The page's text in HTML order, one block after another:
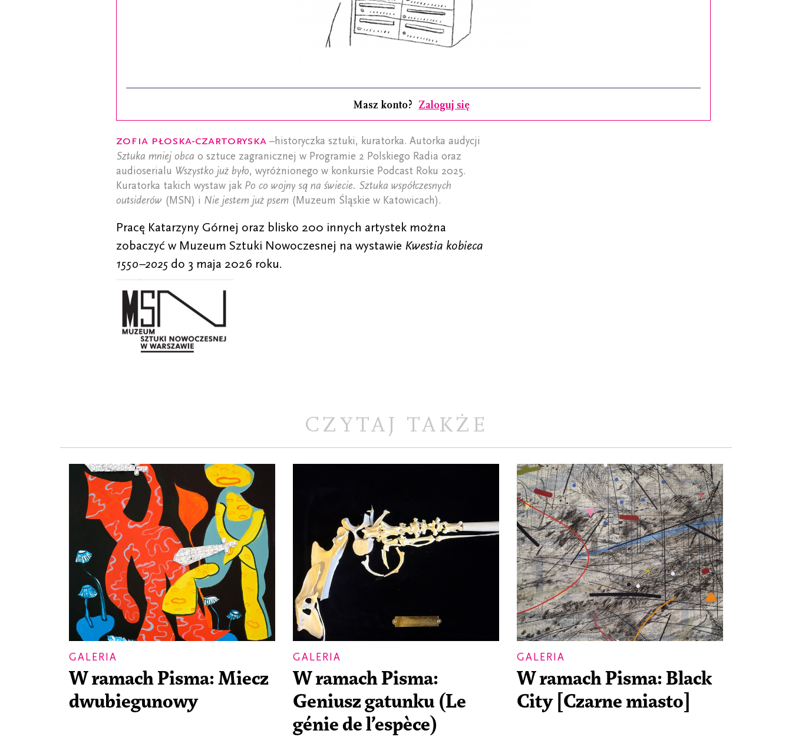
Masz konto? Zaloguj się
Zofia Płoska-Czartoryska–historyczka sztuki, kuratorka. Autorka audycji
Sztuka mniej obca o sztuce zagranicznej w Programie 2 Polskiego Radia oraz
audioserialu Wszystko już było, wyróżnionego w konkursie Podcast Roku 2025.
Kuratorka takich wystaw jak Po co wojny są na świecie. Sztuka współczesnych
outsiderów (MSN) i Nie jestem już psem (Muzeum Śląskie w Katowicach).
Pracę Katarzyny Górnej oraz blisko 200 innych artystek można
zobaczyć w Muzeum Sztuki Nowoczesnej na wystawie Kwestia kobieca
1550–2025do 3 maja 2026 roku.
CZYTAJ TAKŻE
GALERIA
W ramach Pisma: Miecz
dwubiegunowy
GALERIA
W ramach Pisma:
Geniusz gatunku (Le
génie de l’espèce)
GALERIA
W ramach Pisma: Black
City [Czarne miasto]